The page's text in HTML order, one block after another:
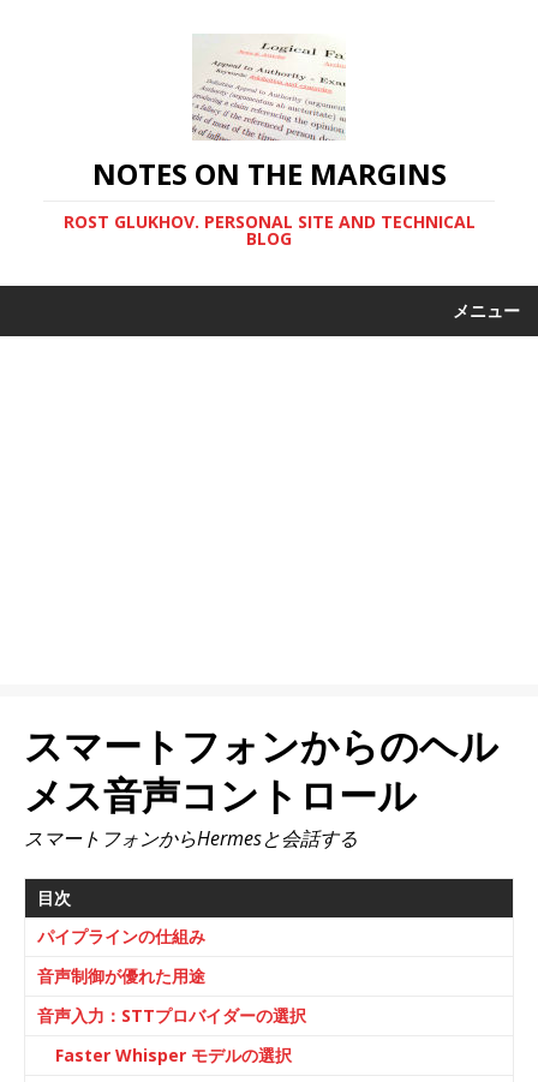
NOTES ON THE MARGINS
ROST GLUKHOV. PERSONAL SITE AND TECHNICAL
BLOG
メニュー
スマートフォンからのヘル
メス音声コントロール
スマートフォンからHermesと会話する
目次
パイプラインの仕組み
音声制御が優れた用途
音声入力：STTプロバイダーの選択
Faster Whisper モデルの選択